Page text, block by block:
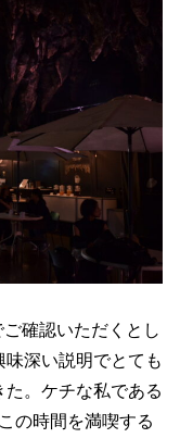
ご確認いただくとし
深い説明でとても
。ケチな私である
の時間を満喫する